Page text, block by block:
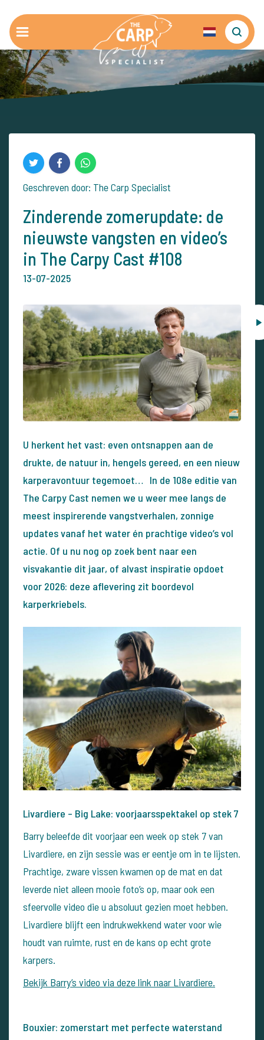
Geschreven door: The Carp Specialist
Zinderende zomerupdate: de
nieuwste vangsten en video’s
in The Carpy Cast #108
13-07-2025
U herkent het vast: even ontsnappen aan de
drukte, de natuur in, hengels gereed, en een nieuw
karperavontuur tegemoet… In de 108e editie van
The Carpy Cast nemen we u weer mee langs de
meest inspirerende vangstverhalen, zonnige
updates vanaf het water én prachtige video’s vol
actie. Of u nu nog op zoek bent naar een
visvakantie dit jaar, of alvast inspiratie opdoet
voor 2026: deze aflevering zit boordevol
karperkriebels.
Livardiere – Big Lake: voorjaarsspektakel op stek 7
Barry beleefde dit voorjaar een week op stek 7 van
Livardiere, en zijn sessie was er eentje om in te lijsten.
Prachtige, zware vissen kwamen op de mat en dat
leverde niet alleen mooie foto’s op, maar ook een
sfeervolle video die u absoluut gezien moet hebben.
Livardiere blijft een indrukwekkend water voor wie
houdt van ruimte, rust en de kans op echt grote
karpers.
Bekijk Barry’s video via deze link naar Livardiere.
Bouxier: zomerstart met perfecte waterstand